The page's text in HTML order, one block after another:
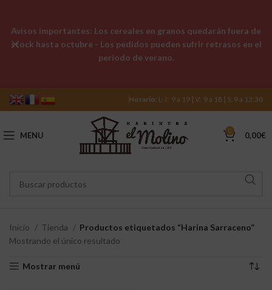
Horario: L-J: 9 a 19 | V: 9 a 18 | S: 9 a 13:30
MENU 0 0,00€
Inicio Tienda
Productos etiquetados “Harina Sarraceno”
Mostrando el único resultado
Mostrar menú
Avisos importantes: Los cereales en granos quedarán fuera de
stock hasta octubre - Los pedidos pueden sufrir retrasos en el
período de verano.